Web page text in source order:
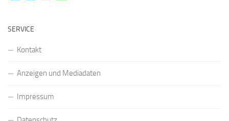
SERVICE
Kontakt
Anzeigen und Mediadaten
Impressum